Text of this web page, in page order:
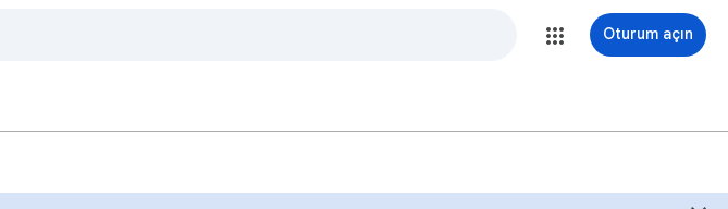
Oturum açın